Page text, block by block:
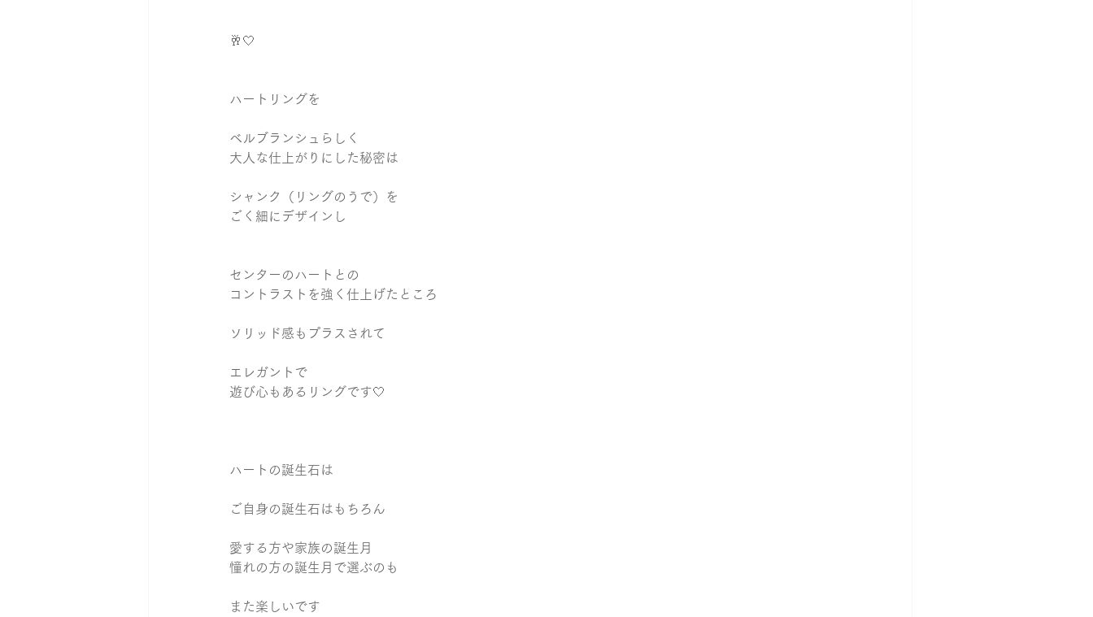
🥂🤍
ハートリングを
ベルブランシュらしく
大人な仕上がりにした秘密は
シャンク（リングのうで）を
ごく細にデザインし
センターのハートとの
コントラストを強く仕上げたところ
ソリッド感もプラスされて
エレガントで
遊び心もあるリングです🤍
ハートの誕生石は
ご自身の誕生石はもちろん
愛する方や家族の誕生月
憧れの方の誕生月で選ぶのも
また楽しいです